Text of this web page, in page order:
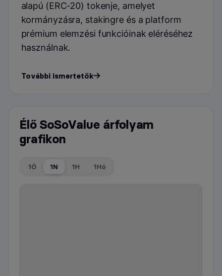
alapú (ERC-20) tokenje, amelyet
kormányzásra, stakingre és a platform
prémium elemzési funkcióinak eléréséhez
használnak.
További ismertetők
Élő SoSoValue árfolyam
grafikon
1Ó 1N 1H 1Hó